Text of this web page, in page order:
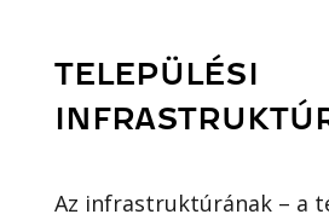
TELEPÜLÉSI
Az infrastruktúrának – a